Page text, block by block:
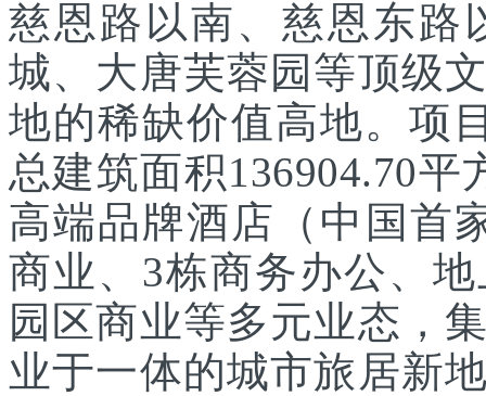
慈恩路以南、慈恩东路
城、大唐芙蓉园等顶级
地的稀缺价值高地。项
总建筑面积136904.70
高端品牌酒店（中国首
商业、3栋商务办公、
园区商业等多元业态，
业于一体的城市旅居新